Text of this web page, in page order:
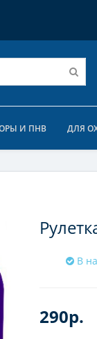
И ПНВ ДЛЯ
В
290р.